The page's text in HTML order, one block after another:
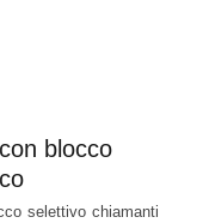
blocco
selettivo chiamanti